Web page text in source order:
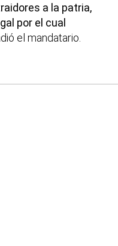
a la patria,
por el cual
el mandatario.